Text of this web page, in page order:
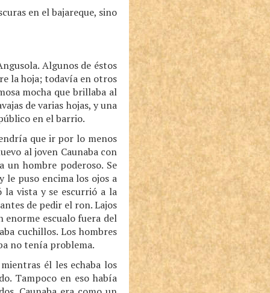
en el bajareque, sino
Algunos de éstos
la hoja; todavía en otros
mocha que brillaba al
de varias hojas, y una
en el barrio.
que ir por lo menos
al joven Caunaba con
un hombre poderoso. Se
le puso encima los ojos a
vista y se escurrió a la
de pedir el ron. Lajos
enorme escualo fuera del
cuchillos. Los hombres
no tenía problema.
él les echaba los
Tampoco en eso había